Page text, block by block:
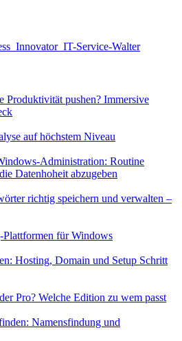
pushen? Immersive
auf höchstem Niveau
Administration: Routine
Datenhoheit abzugeben
richtig speichern und verwalten –
Plattformen für Windows
Hosting, Domain und Setup Schritt
Pro? Welche Edition zu wem passt
Namensfindung und